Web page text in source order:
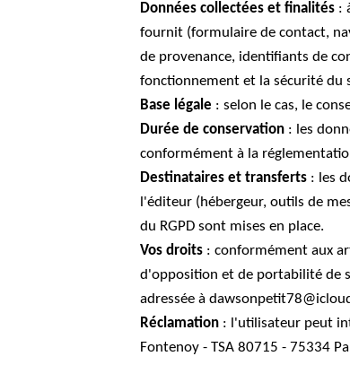
Données collectées et finalités :
fournit (formulaire de contact,
de provenance, identifiants de
fonctionnement et la sécurité du
Base légale : selon le cas, le
Durée de conservation : les
conformément à la
Destinataires et transferts : les
l'éditeur (hébergeur, outils de
du RGPD sont mises en place.
Vos droits : conformément aux
d'opposition et de portabilité de
adressée à
Réclamation : l'utilisateur peut
Fontenoy - TSA 80715 - 75334